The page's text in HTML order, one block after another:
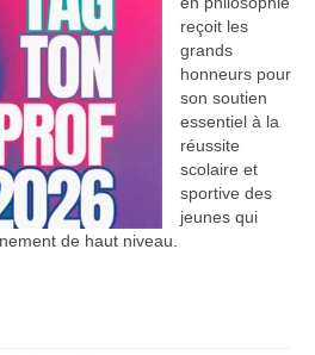
reçoit les
grands
honneurs pour
son soutien
essentiel à la
réussite
scolaire et
sportive des
jeunes qui
de haut niveau.